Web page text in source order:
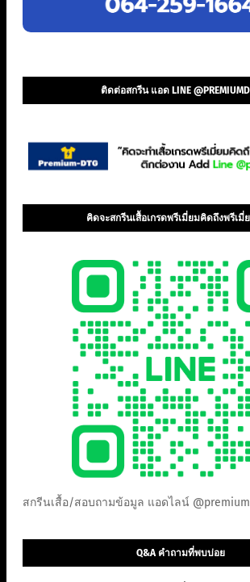
ติดต่อสกรีน แอด LINE
คิดจะสกรีนเสื้อเกรดพรีเมี่ยมคิดถึงพรีเมี่
สกรีนเสื้อ/สอบถามข้อมูล แอดไลน์
Q&A คำถามที่พบบ่อย